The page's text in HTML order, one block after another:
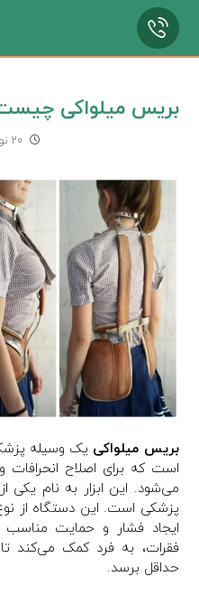
بریس میلواکی
20 نوامبر 2023
بریس میلواکی یک وسیله
است که برای اصلاح
می‌شود. این ابزار به نام یکی
پزشکی است. این دستگاه از
ایجاد فشار و حمایت
فقرات، به فرد کمک می‌کند
حداقل برسد.